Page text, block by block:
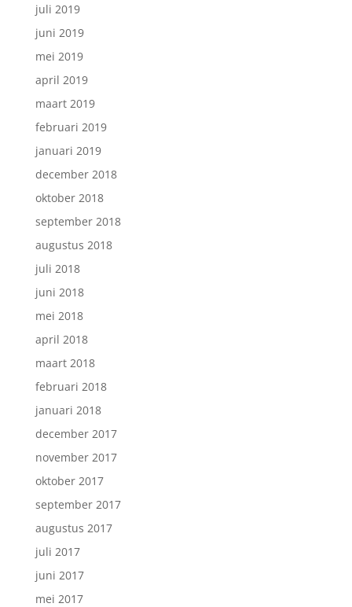
juli 2019
juni 2019
mei 2019
april 2019
maart 2019
februari 2019
januari 2019
december 2018
oktober 2018
september 2018
augustus 2018
juli 2018
juni 2018
mei 2018
april 2018
maart 2018
februari 2018
januari 2018
december 2017
november 2017
oktober 2017
september 2017
augustus 2017
juli 2017
juni 2017
mei 2017